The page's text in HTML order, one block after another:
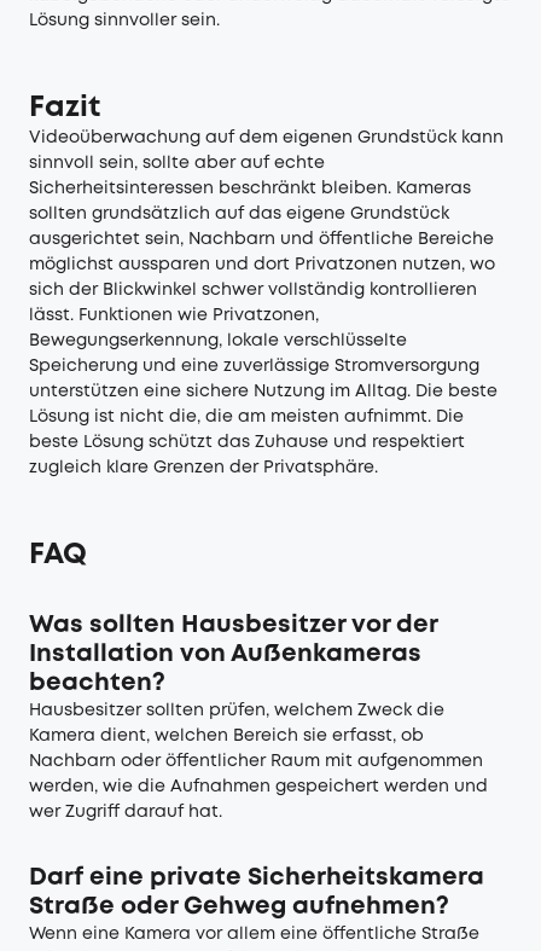
Lösung sinnvoller sein.
Fazit
Videoüberwachung auf dem eigenen Grundstück kann
sinnvoll sein, sollte aber auf echte
Sicherheitsinteressen beschränkt bleiben. Kameras
sollten grundsätzlich auf das eigene Grundstück
ausgerichtet sein, Nachbarn und öffentliche Bereiche
möglichst aussparen und dort Privatzonen nutzen, wo
sich der Blickwinkel schwer vollständig kontrollieren
lässt. Funktionen wie Privatzonen,
Bewegungserkennung, lokale verschlüsselte
Speicherung und eine zuverlässige Stromversorgung
unterstützen eine sichere Nutzung im Alltag. Die beste
Lösung ist nicht die, die am meisten aufnimmt. Die
beste Lösung schützt das Zuhause und respektiert
zugleich klare Grenzen der Privatsphäre.
FAQ
Was sollten Hausbesitzer vor der
Installation von Außenkameras
beachten?
Hausbesitzer sollten prüfen, welchem Zweck die
Kamera dient, welchen Bereich sie erfasst, ob
Nachbarn oder öffentlicher Raum mit aufgenommen
werden, wie die Aufnahmen gespeichert werden und
wer Zugriff darauf hat.
Darf eine private Sicherheitskamera
Straße oder Gehweg aufnehmen?
Wenn eine Kamera vor allem eine öffentliche Straße